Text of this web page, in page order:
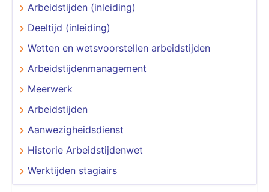
Arbeidstijden (inleiding)
Deeltijd (inleiding)
Wetten en wetsvoorstellen arbeidstijden
Arbeidstijdenmanagement
Meerwerk
Arbeidstijden
Aanwezigheidsdienst
Historie Arbeidstijdenwet
Werktijden stagiairs